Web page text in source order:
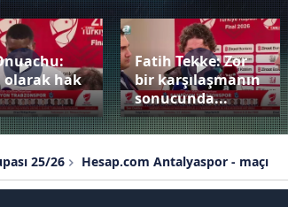
olarak hak
Fatih Tekke: Zor
bir karşılaşmanın
sonucunda...
25/26 Hesap.com Antalyaspor - maçı